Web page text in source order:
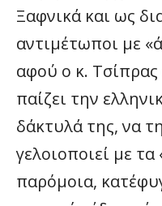
Ξαφνικά και ως
αντιμέτωποι με
αφού ο κ.
παίζει την
δάκτυλά της, να
γελοιοποιεί με
παρόμοια,